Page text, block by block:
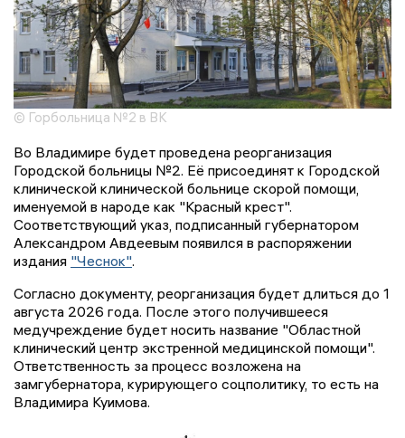
© Горбольница №2 в ВК
Во Владимире будет проведена реорганизация
Городской больницы №2. Её присоединят к Городской
клинической клинической больнице скорой помощи,
именуемой в народе как "Красный крест".
Соответствующий указ, подписанный губернатором
Александром Авдеевым появился в распоряжении
издания "Чеснок".
Согласно документу, реорганизация будет длиться до 1
августа 2026 года. После этого получившееся
медучреждение будет носить название "Областной
клинический центр экстренной медицинской помощи".
Ответственность за процесс возложена на
замгубернатора, курирующего соцполитику, то есть на
Владимира Куимова.